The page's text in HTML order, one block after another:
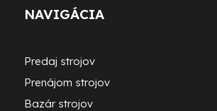
NAVIGÁCIA
Predaj strojov
Prenájom strojov
Bazár strojov